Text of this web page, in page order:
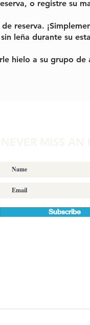
o registre su
reserva.
leña durante su
hielo a su grupo de
Subscribe